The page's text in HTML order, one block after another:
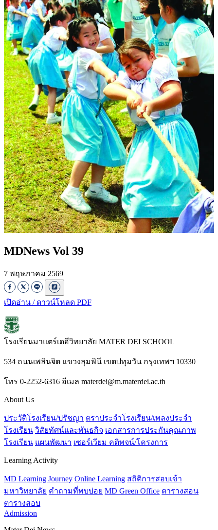
MDNews Vol 39
7 พฤษภาคม 2569
เปิดอ่าน / ดาวน์โหลด PDF
โรงเรียนมาแตร์เดอีวิทยาลัย MATER DEI SCHOOL
534 ถนนเพลินจิต แขวงลุมพินี เขตปทุมวัน กรุงเทพฯ 10330
โทร 0-2252-6316 อีเมล materdei@m.materdei.ac.th
About Us
ประวัติโรงเรียน/ปรัชญา ตราประจำโรงเรียน/เพลงประจำ
โรงเรียน วิสัยทัศน์และพันธกิจ เอกสารการประกันคุณภาพ
โรงเรียน แผนพัฒนา เซอร์เวียม คติพจน์/โครงการ
Learning Activity
MD Learning Journey Online Learning สถิติการสอบเข้า
มหาวิทยาลัย คำถามที่พบบ่อย MD Green Office ตารางสอน
ตารางสอบ
Admission